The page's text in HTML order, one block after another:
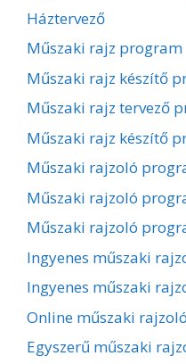
Háztervező
Műszaki rajz program
Műszaki rajz készítő
Műszaki rajz tervező
Műszaki rajz készítő
Műszaki rajzoló
Műszaki rajzoló
Műszaki rajzoló
Ingyenes műszaki
Ingyenes műszaki
Online műszaki
Egyszerű műszaki